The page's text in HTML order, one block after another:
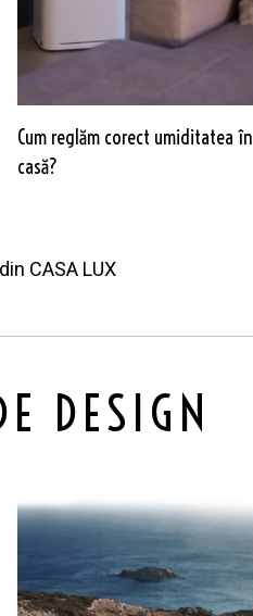
Cum reglăm corect umiditatea în
casă?
CASA LUX
DESIGN